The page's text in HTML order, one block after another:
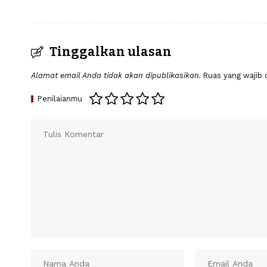
Tinggalkan ulasan
Alamat email Anda tidak akan dipublikasikan. Ruas yang wajib
Penilaianmu